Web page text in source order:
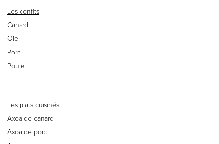
Les confits
Canard
Oie
Porc
Poule
Les plats cuisinés
Axoa de canard
Axoa de porc